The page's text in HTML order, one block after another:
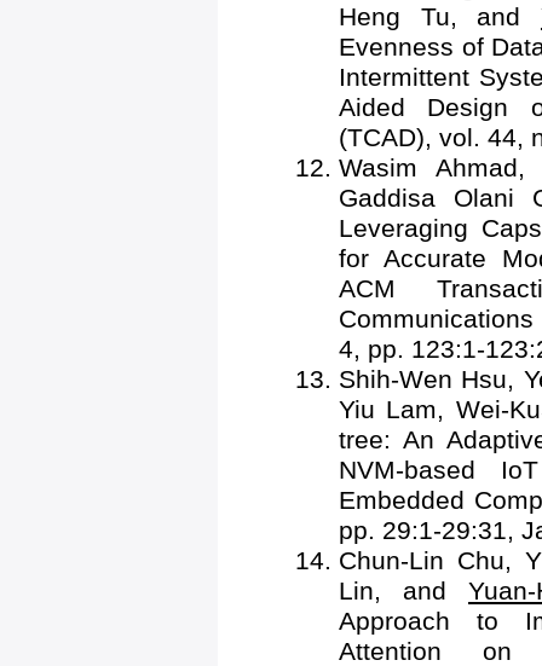
Heng Tu, and
Evenness of
Intermittent
Aided Design
(TCAD), vol. 44,
Wasim
Gaddisa Olani
Leveraging
for Accurate
ACM
4, pp. 123:1-
Shih-Wen Hsu,
Yiu Lam, Wei-
tree: An
NVM-based
Embedded
pp. 29:1-29:31,
Chun-Lin Chu,
Lin, and
Approach to
Attention on